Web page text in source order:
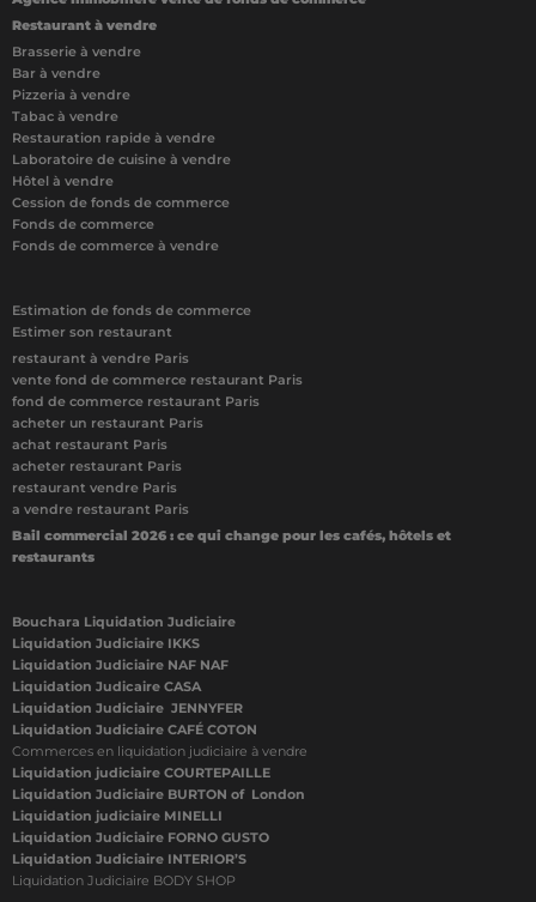
Restaurant à vendre
Brasserie à vendre
Bar à vendre
Pizzeria à vendre
Tabac à vendre
Restauration rapide à vendre
Laboratoire de cuisine à vendre
Hôtel à vendre
Cession de fonds de commerce
Fonds de commerce
Fonds de commerce à vendre
Estimation de fonds de commerce
Estimer son restaurant
restaurant à vendre Paris
vente fond de commerce restaurant Paris
fond de commerce restaurant Paris
acheter un restaurant Paris
achat restaurant Paris
acheter restaurant Paris
restaurant vendre Paris
a vendre restaurant Paris
Bail commercial 2026 : ce qui change pour les cafés, hôtels et
restaurants
Bouchara Liquidation Judiciaire
Liquidation Judiciaire IKKS
Liquidation Judiciaire NAF NAF
Liquidation Judicaire CASA
Liquidation Judiciaire JENNYFER
Liquidation Judiciaire CAFÉ COTON
Commerces en liquidation judiciaire à vendre
Liquidation judiciaire COURTEPAILLE
Liquidation Judiciaire BURTON of London
Liquidation judiciaire MINELLI
Liquidation Judiciaire FORNO GUSTO
Liquidation Judiciaire INTERIOR’S
Liquidation Judiciaire BODY SHOP